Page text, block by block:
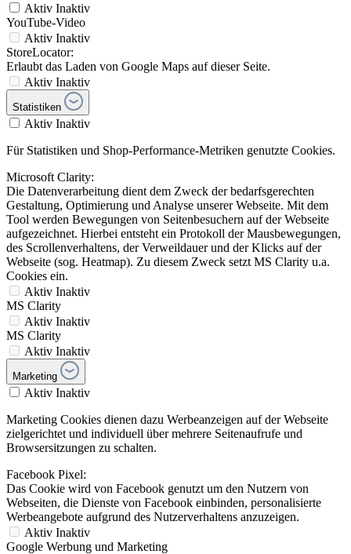
Aktiv Inaktiv
YouTube-Video
Aktiv Inaktiv
StoreLocator:
Erlaubt das Laden von Google Maps auf dieser Seite.
Aktiv Inaktiv
Statistiken
Aktiv Inaktiv
Für Statistiken und Shop-Performance-Metriken genutzte Cookies.
Microsoft Clarity:
Die Datenverarbeitung dient dem Zweck der bedarfsgerechten
Gestaltung, Optimierung und Analyse unserer Webseite. Mit dem
Tool werden Bewegungen von Seitenbesuchern auf der Webseite
aufgezeichnet. Hierbei entsteht ein Protokoll der Mausbewegungen,
des Scrollenverhaltens, der Verweildauer und der Klicks auf der
Webseite (sog. Heatmap). Zu diesem Zweck setzt MS Clarity u.a.
Cookies ein.
Aktiv Inaktiv
MS Clarity
Aktiv Inaktiv
MS Clarity
Aktiv Inaktiv
Marketing
Aktiv Inaktiv
Marketing Cookies dienen dazu Werbeanzeigen auf der Webseite
zielgerichtet und individuell über mehrere Seitenaufrufe und
Browsersitzungen zu schalten.
Facebook Pixel:
Das Cookie wird von Facebook genutzt um den Nutzern von
Webseiten, die Dienste von Facebook einbinden, personalisierte
Werbeangebote aufgrund des Nutzerverhaltens anzuzeigen.
Aktiv Inaktiv
Google Werbung und Marketing